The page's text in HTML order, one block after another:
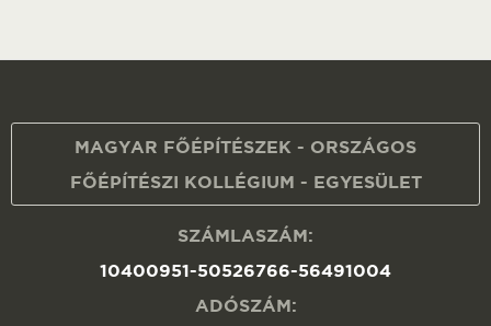
MAGYAR FŐÉPÍTÉSZEK - ORSZÁGOS
FŐÉPÍTÉSZI KOLLÉGIUM - EGYESÜLET
SZÁMLASZÁM:
10400951-50526766-56491004
ADÓSZÁM: